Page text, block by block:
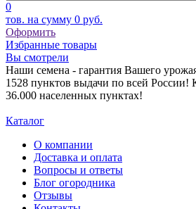
0
тов. на сумму 0 руб.
Оформить
Избранные товары
Вы смотрели
Наши семена - гарантия Вашего
1528 пунктов выдачи по всей России!
36.000 населенных пунктах!
Каталог
О компании
Доставка и оплата
Вопросы и ответы
Блог огородника
Отзывы